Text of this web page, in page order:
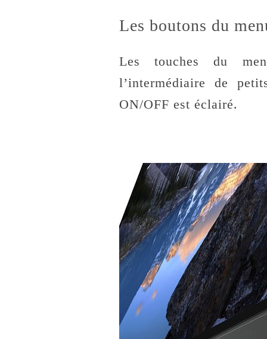
Les boutons du
Les touches du
l’intermédiaire de
ON/OFF est éclairé.